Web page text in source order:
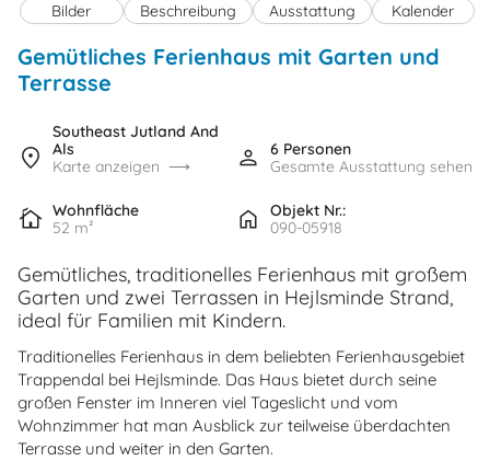
Bilder Beschreibung Ausstattung Kalender
Gemütliches Ferienhaus mit Garten und
Terrasse
Southeast Jutland And
Als
Karte anzeigen
6 Personen
Gesamte Ausstattung sehen
Wohnfläche
52 m²
Objekt Nr.:
090-05918
Gemütliches, traditionelles Ferienhaus mit großem
Garten und zwei Terrassen in Hejlsminde Strand,
ideal für Familien mit Kindern.
Traditionelles Ferienhaus in dem beliebten Ferienhausgebiet
Trappendal bei Hejlsminde. Das Haus bietet durch seine
großen Fenster im Inneren viel Tageslicht und vom
Wohnzimmer hat man Ausblick zur teilweise überdachten
Terrasse und weiter in den Garten.